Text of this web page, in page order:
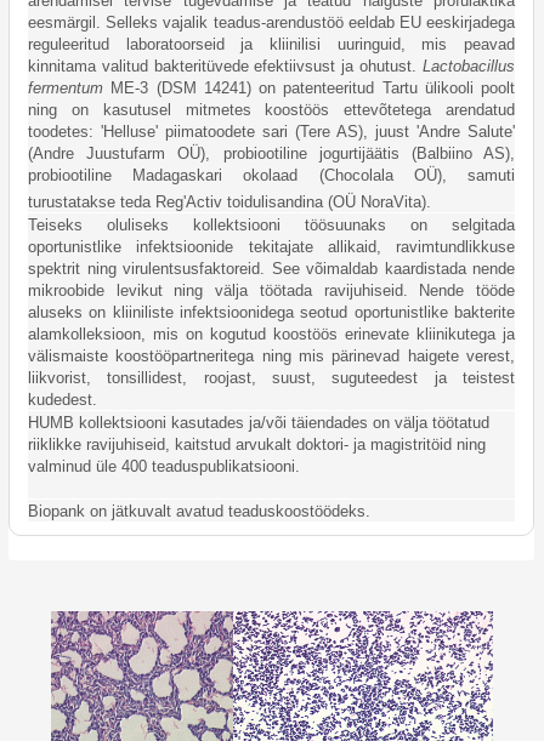
eesmärgil. Selleks vajalik teadus-arendustöö eeldab EU eeskirjadega
reguleeritud laboratoorseid ja kliinilisi uuringuid, mis peavad
kinnitama valitud bakteritüvede efektiivsust ja ohutust. Lactobacillus
fermentum ME-3 (DSM 14241) on patenteeritud Tartu ülikooli poolt
ning on kasutusel mitmetes koostöös ettevõtetega arendatud
toodetes: 'Helluse' piimatoodete sari (Tere AS), juust 'Andre Salute'
(Andre Juustufarm OÜ), probiootiline jogurtijäätis (Balbiino AS),
probiootiline Madagaskari okolaad (Chocolala OÜ), samuti
turustatakse teda Reg'Activ toidulisandina (OÜ NoraVita).
Teiseks oluliseks kollektsiooni töösuunaks on selgitada
oportunistlike infektsioonide tekitajate allikaid, ravimtundlikkuse
spektrit ning virulentsusfaktoreid. See võimaldab kaardistada nende
mikroobide levikut ning välja töötada ravijuhiseid. Nende tööde
aluseks on kliiniliste infektsioonidega seotud oportunistlike bakterite
alamkolleksioon, mis on kogutud koostöös erinevate kliinikutega ja
välismaiste koostööpartneritega ning mis pärinevad haigete verest,
liikvorist, tonsillidest, roojast, suust, suguteedest ja teistest
kudedest.
HUMB kollektsiooni kasutades ja/või täiendades on välja töötatud
riiklikke ravijuhiseid, kaitstud arvukalt doktori- ja magistritöid ning
valminud üle 400 teaduspublikatsiooni.
Biopank on jätkuvalt avatud teaduskoostöödeks.